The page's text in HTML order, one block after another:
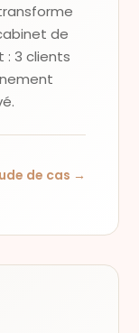
de
: 3 clients
de cas →